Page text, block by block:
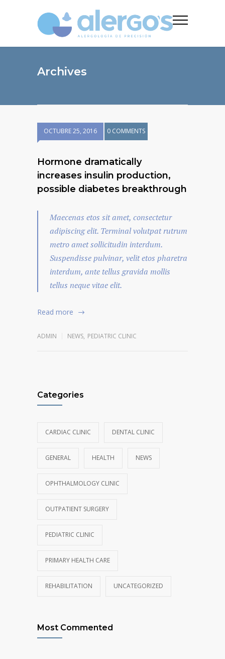
Archives
OCTUBRE 25, 2016 0 COMMENTS
Hormone dramatically
increases insulin production,
possible diabetes breakthrough
Maecenas etos sit amet, consectetur
adipiscing elit. Terminal volutpat rutrum
metro amet sollicitudin interdum.
Suspendisse pulvinar, velit etos pharetra
interdum, ante tellus gravida mollis
tellus neque vitae elit.
Read more
ADMIN NEWS, PEDIATRIC CLINIC
Categories
CARDIAC CLINIC DENTAL CLINIC
GENERAL HEALTH NEWS
OPHTHALMOLOGY CLINIC
OUTPATIENT SURGERY
PEDIATRIC CLINIC
PRIMARY HEALTH CARE
REHABILITATION UNCATEGORIZED
Most Commented